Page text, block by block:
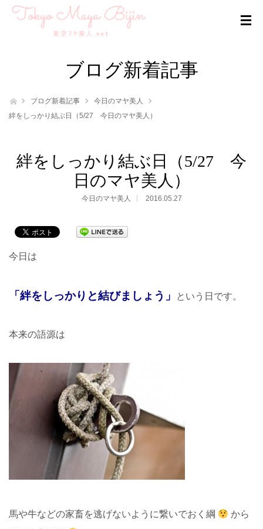
ブログ新着記事
ホームブログ新着記事
今日のマヤ美人
絆をしっかり結ぶ日（5/27 今日のマヤ美人）
絆をしっかり結ぶ日（5/27 今
日のマヤ美人）
今日のマヤ美人 2016.05.27
今日は
「絆をしっかりと結びましょう」 という日です。
本来の語源は
馬や牛などの家畜を逃げないように繋いでおく綱
から